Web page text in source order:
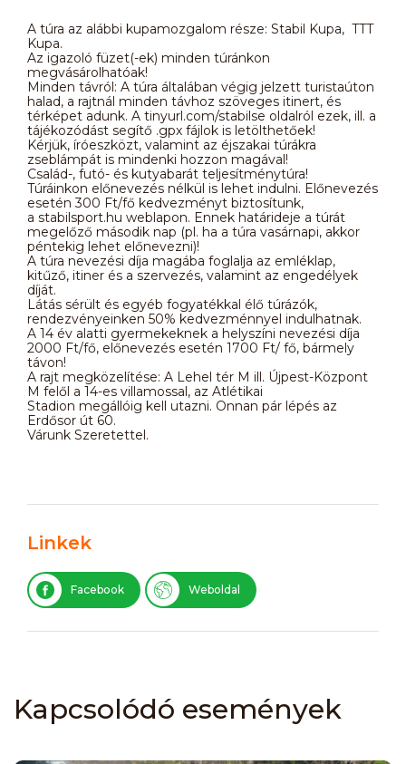
A túra az alábbi kupamozgalom része: Stabil Kupa, TTT
Kupa.
Az igazoló füzet(-ek) minden túránkon
megvásárolhatóak!
Minden távról: A túra általában végig jelzett turistaúton
halad, a rajtnál minden távhoz szöveges itinert, és
térképet adunk. A tinyurl.com/stabilse oldalról ezek, ill. a
tájékozódást segítő .gpx fájlok is letölthetőek!
Kérjük, íróeszközt, valamint az éjszakai túrákra
zseblámpát is mindenki hozzon magával!
Család-, futó- és kutyabarát teljesítménytúra!
Túráinkon előnevezés nélkül is lehet indulni. Előnevezés
esetén 300 Ft/fő kedvezményt biztosítunk,
a stabilsport.hu weblapon. Ennek határideje a túrát
megelőző második nap (pl. ha a túra vasárnapi, akkor
péntekig lehet előnevezni)!
A túra nevezési díja magába foglalja az emléklap,
kitűző, itiner és a szervezés, valamint az engedélyek
díját.
Látás sérült és egyéb fogyatékkal élő túrázók,
rendezvényeinken 50% kedvezménnyel indulhatnak.
A 14 év alatti gyermekeknek a helyszíni nevezési díja
2000 Ft/fő, előnevezés esetén 1700 Ft/ fő, bármely
távon!
A rajt megközelítése: A Lehel tér M ill. Újpest-Központ
M felől a 14-es villamossal, az Atlétikai
Stadion megállóig kell utazni. Onnan pár lépés az
Erdősor út 60.
Várunk Szeretettel.
Linkek
Facebook Weboldal
Kapcsolódó események